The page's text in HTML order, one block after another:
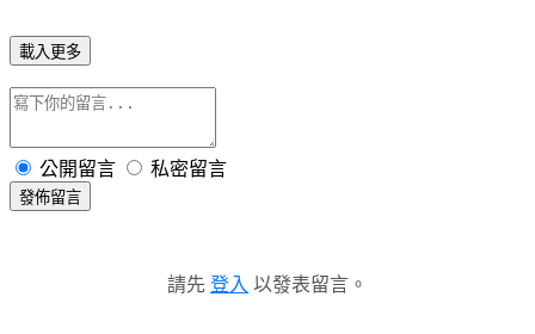
載入更多
公開留言 私密留言
發佈留言
請先 登入 以發表留言。